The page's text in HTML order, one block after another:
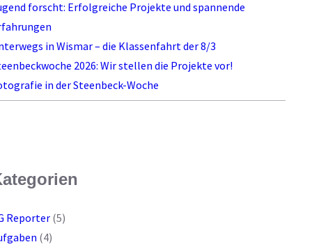
forscht: Erfolgreiche Projekte und spannende
in Wismar – die Klassenfahrt der 8/3
2026: Wir stellen die Projekte vor!
in der Steenbeck-Woche
Reporter(5)
(4)